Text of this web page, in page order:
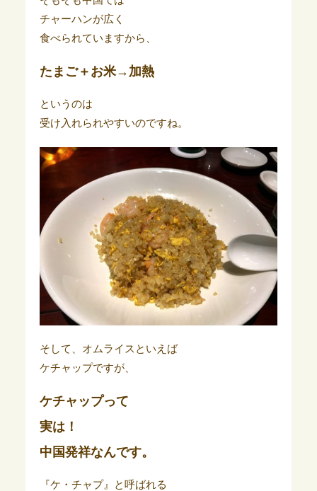
チャーハンが広く
食べられていますから、
たまご＋お米→加熱
というのは
受け入れられやすいのですね。
そして、オムライスといえば
ケチャップですが、
ケチャップって
実は！
中国発祥なんです。
『ケ・チャプ』と呼ばれる